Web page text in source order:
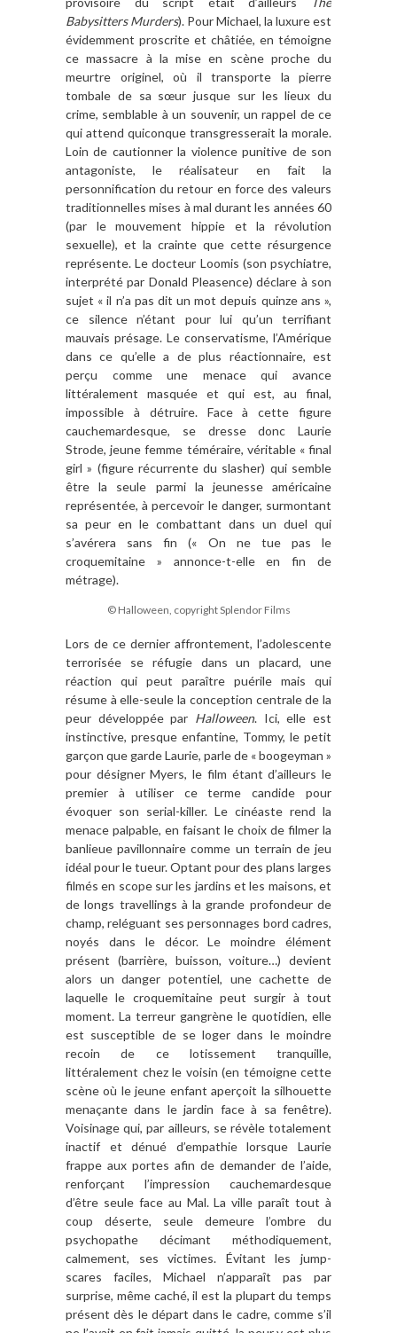
Babysitters Murders). Pour Michael, la luxure est
évidemment proscrite et châtiée, en témoigne
ce massacre à la mise en scène proche du
meurtre originel, où il transporte la pierre
tombale de sa sœur jusque sur les lieux du
crime, semblable à un souvenir, un rappel de ce
qui attend quiconque transgresserait la morale.
Loin de cautionner la violence punitive de son
antagoniste, le réalisateur en fait la
personnification du retour en force des valeurs
traditionnelles mises à mal durant les années 60
(par le mouvement hippie et la révolution
sexuelle), et la crainte que cette résurgence
représente. Le docteur Loomis (son psychiatre,
interprété par Donald Pleasence) déclare à son
sujet « il n’a pas dit un mot depuis quinze ans »,
ce silence n’étant pour lui qu’un terrifiant
mauvais présage. Le conservatisme, l’Amérique
dans ce qu’elle a de plus réactionnaire, est
perçu comme une menace qui avance
littéralement masquée et qui est, au final,
impossible à détruire. Face à cette figure
cauchemardesque, se dresse donc Laurie
Strode, jeune femme téméraire, véritable « final
girl » (figure récurrente du slasher) qui semble
être la seule parmi la jeunesse américaine
représentée, à percevoir le danger, surmontant
sa peur en le combattant dans un duel qui
s’avérera sans fin (« On ne tue pas le
croquemitaine » annonce-t-elle en fin de
métrage).
© Halloween, copyright Splendor Films
Lors de ce dernier affrontement, l’adolescente
terrorisée se réfugie dans un placard, une
réaction qui peut paraître puérile mais qui
résume à elle-seule la conception centrale de la
peur développée par Halloween. Ici, elle est
instinctive, presque enfantine, Tommy, le petit
garçon que garde Laurie, parle de « boogeyman »
pour désigner Myers, le film étant d’ailleurs le
premier à utiliser ce terme candide pour
évoquer son serial-killer. Le cinéaste rend la
menace palpable, en faisant le choix de filmer la
banlieue pavillonnaire comme un terrain de jeu
idéal pour le tueur. Optant pour des plans larges
filmés en scope sur les jardins et les maisons, et
de longs travellings à la grande profondeur de
champ, reléguant ses personnages bord cadres,
noyés dans le décor. Le moindre élément
présent (barrière, buisson, voiture…) devient
alors un danger potentiel, une cachette de
laquelle le croquemitaine peut surgir à tout
moment. La terreur gangrène le quotidien, elle
est susceptible de se loger dans le moindre
recoin de ce lotissement tranquille,
littéralement chez le voisin (en témoigne cette
scène où le jeune enfant aperçoit la silhouette
menaçante dans le jardin face à sa fenêtre).
Voisinage qui, par ailleurs, se révèle totalement
inactif et dénué d’empathie lorsque Laurie
frappe aux portes afin de demander de l’aide,
renforçant l’impression cauchemardesque
d’être seule face au Mal. La ville paraît tout à
coup déserte, seule demeure l’ombre du
psychopathe décimant méthodiquement,
calmement, ses victimes. Évitant les jump-
scares faciles, Michael n’apparaît pas par
surprise, même caché, il est la plupart du temps
présent dès le départ dans le cadre, comme s’il